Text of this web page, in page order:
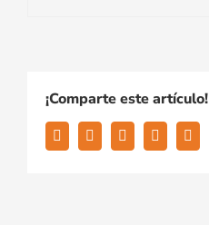
¡Comparte este artículo!